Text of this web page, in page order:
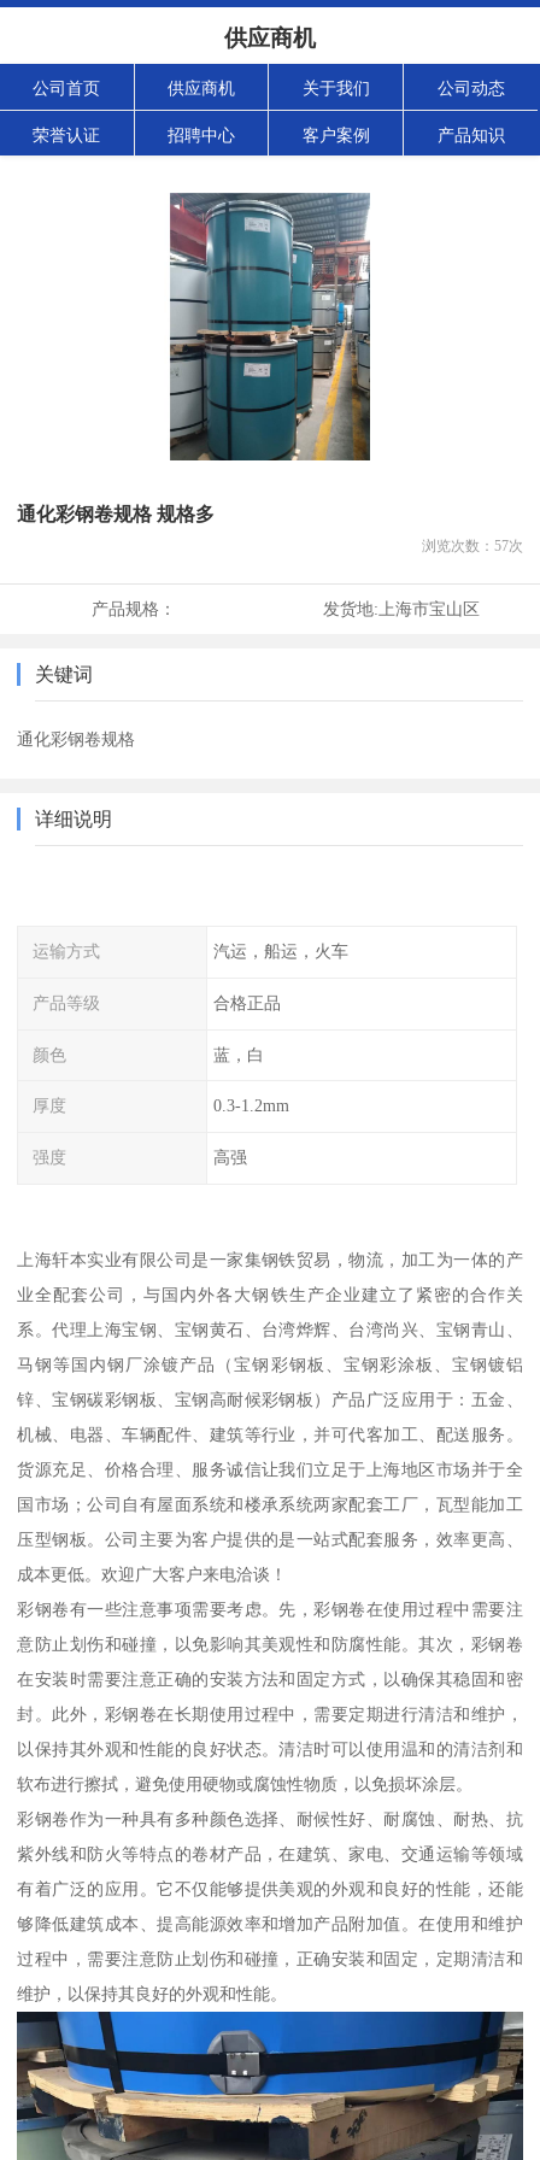
供应商机
公司首页 供应商机 关于我们 公司动态
荣誉认证 招聘中心 客户案例 产品知识
通化彩钢卷规格 规格多
浏览次数： 57次
产品规格： 发货地: 上海市宝山区
关键词
通化彩钢卷规格
详细说明
运输方式 汽运，船运，火车
产品等级 合格正品
颜色 蓝，白
厚度 0.3-1.2mm
强度 高强
上海轩本实业有限公司是一家集钢铁贸易，物流，加工为一体的产
业全配套公司，与国内外各大钢铁生产企业建立了紧密的合作关
系。代理上海宝钢、宝钢黄石、台湾烨辉、台湾尚兴、宝钢青山、
马钢等国内钢厂涂镀产品（宝钢彩钢板、宝钢彩涂板、宝钢镀铝
锌、宝钢碳彩钢板、宝钢高耐候彩钢板）产品广泛应用于：五金、
机械、电器、车辆配件、建筑等行业，并可代客加工、配送服务。
货源充足、价格合理、服务诚信让我们立足于上海地区市场并于全
国市场；公司自有屋面系统和楼承系统两家配套工厂，瓦型能加工
压型钢板。公司主要为客户提供的是一站式配套服务，效率更高、
成本更低。欢迎广大客户来电洽谈！
彩钢卷有一些注意事项需要考虑。先，彩钢卷在使用过程中需要注
意防止划伤和碰撞，以免影响其美观性和防腐性能。其次，彩钢卷
在安装时需要注意正确的安装方法和固定方式，以确保其稳固和密
封。此外，彩钢卷在长期使用过程中，需要定期进行清洁和维护，
以保持其外观和性能的良好状态。清洁时可以使用温和的清洁剂和
软布进行擦拭，避免使用硬物或腐蚀性物质，以免损坏涂层。
彩钢卷作为一种具有多种颜色选择、耐候性好、耐腐蚀、耐热、抗
紫外线和防火等特点的卷材产品，在建筑、家电、交通运输等领域
有着广泛的应用。它不仅能够提供美观的外观和良好的性能，还能
够降低建筑成本、提高能源效率和增加产品附加值。在使用和维护
过程中，需要注意防止划伤和碰撞，正确安装和固定，定期清洁和
维护，以保持其良好的外观和性能。